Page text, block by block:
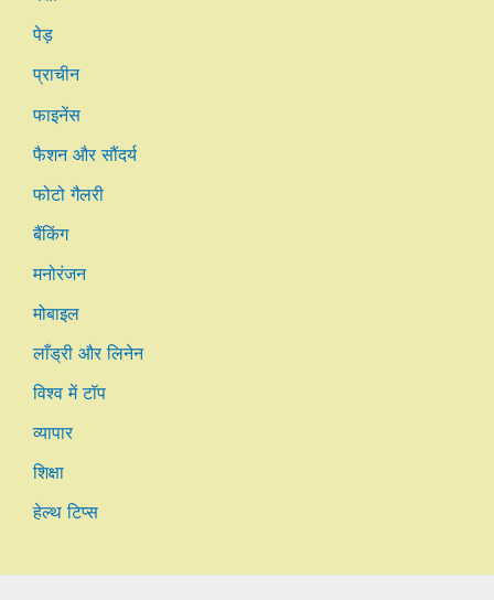
पेड़
प्राचीन
फाइनेंस
फैशन और सौंदर्य
फोटो गैलरी
बैंकिंग
मनोरंजन
मोबाइल
लाँड्री और लिनेन
विश्व में टॉप
व्यापार
शिक्षा
हेल्थ टिप्स